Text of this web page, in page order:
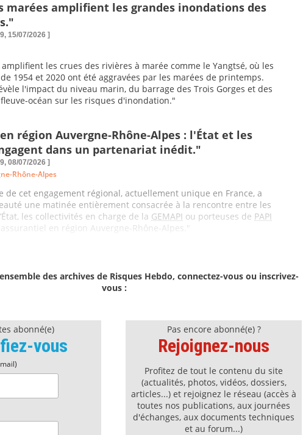
marées amplifient les grandes inondations des
15/07/2026 ]
amplifient les crues des rivières à marée comme le Yangtsé, où les
1954 et 2020 ont été aggravées par les marées de printemps.
l'impact du niveau marin, du barrage des Trois Gorges et des
océan sur les risques d'inondation."
région Auvergne-Rhône-Alpes : l'État et les
dans un partenariat inédit."
08/07/2026 ]
Rhône-Alpes
de cet engagement régional, actuellement unique en France, a
une matinée entièrement consacrée à la rencontre entre les
les collectivités en charge de la GEMAPI ou porteuses de PAPI
en région Auvergne-Rhône-Alpes."
des archives de Risques Hebdo, connectez-vous ou inscrivez-
vous :
abonné(e)
vous
Pas encore abonné(e) ?
Rejoignez-nous
Profitez de tout le contenu du site
(actualités, photos, vidéos, dossiers,
articles...) et rejoignez le réseau (accès à
toutes nos publications, aux journées
d'échanges, aux documents techniques
et au forum...)